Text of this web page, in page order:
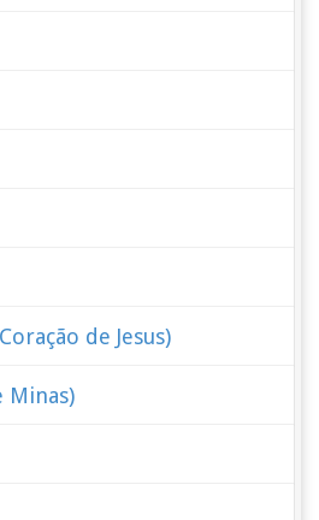
de Jesus)
Minas)